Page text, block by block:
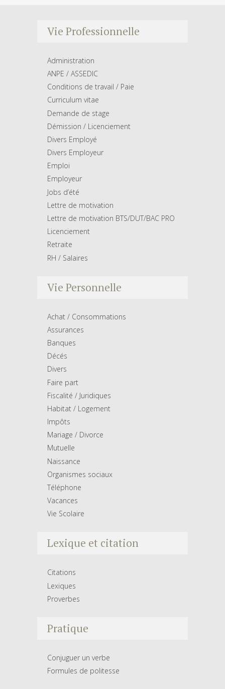
Vie Professionnelle
Administration
ANPE / ASSEDIC
Conditions de travail / Paie
Curriculum vitae
Demande de stage
Démission / Licenciement
Divers Employé
Divers Employeur
Emploi
Employeur
Jobs d’été
Lettre de motivation
Lettre de motivation BTS/DUT/BAC PRO
Licenciement
Retraite
RH / Salaires
Vie Personnelle
Achat / Consommations
Assurances
Banques
Décés
Divers
Faire part
Fiscalité / Juridiques
Habitat / Logement
Impôts
Mariage / Divorce
Mutuelle
Naissance
Organismes sociaux
Téléphone
Vacances
Vie Scolaire
Lexique et citation
Citations
Lexiques
Proverbes
Pratique
Conjuguer un verbe
Formules de politesse